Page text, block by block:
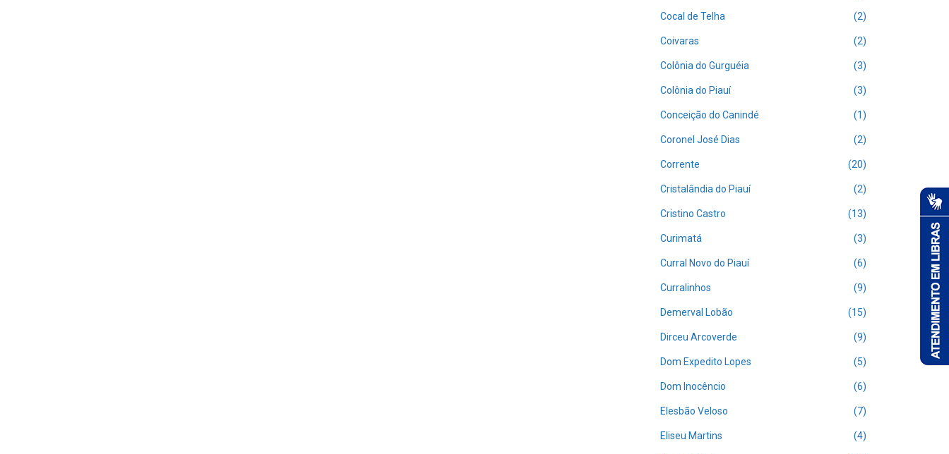
Cocal de Telha (2)
Coivaras (2)
Colônia do Gurguéia (3)
Colônia do Piauí (3)
Conceição do Canindé (1)
Coronel José Dias (2)
Corrente (20)
Cristalândia do Piauí (2)
Cristino Castro (13)
Curimatá (3)
Curral Novo do Piauí (6)
Curralinhos (9)
Demerval Lobão (15)
Dirceu Arcoverde (9)
Dom Expedito Lopes (5)
Dom Inocêncio (6)
Elesbão Veloso (7)
Eliseu Martins (4)